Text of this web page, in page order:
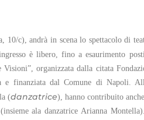
c), andrà in scena lo spettacolo di
è libero, fino a esaurimento
organizzata dalla citata
e finanziata dal Comune di Napoli.
(danzatrice), hanno contribuito
ala danzatrice Arianna